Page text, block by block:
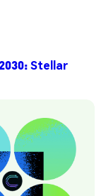
Stellar